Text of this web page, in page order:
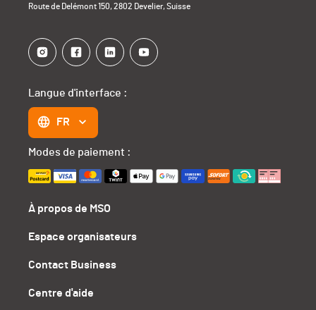
Route de Delémont 150, 2802 Develier, Suisse
À propos de MSO
Espace organisateurs
Contact Business
Centre d'aide
Langue d'interface :
FR
Modes de paiement :